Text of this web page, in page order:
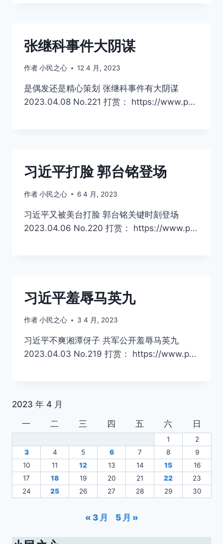
张继科事件大阴谋
作者小民之心 12 4 月, 2023
是偶发还是精心策划 张继科事件有大阴谋
2023.04.08 No.221 打赏： https://www.p…
习近平打脸 郭台铭登场
作者小民之心 6 4 月, 2023
习近平又被美台打脸 郭台铭关键时刻登场
2023.04.06 No.220 打赏： https://www.p…
习近平羞辱马英九
作者小民之心 3 4 月, 2023
习近平不爽湘潭伢子 共军公开羞辱马英九
2023.04.03 No.219 打赏： https://www.p…
2023 年 4 月
一
二 三 四 五 六 日
1
2
3
4 5 6 7 8
9
10
11 12 13 14 15
16
17
18 19 20 21 22
23
24
25 26 27 28 29 30
« 3 月 5 月 »